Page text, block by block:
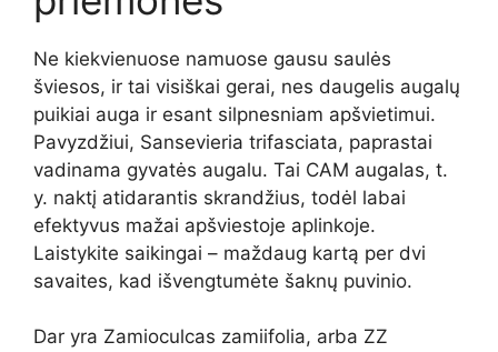
Ne kiekvienuose namuose gausu saulės
šviesos, ir tai visiškai gerai, nes daugelis augalų
puikiai auga ir esant silpnesniam apšvietimui.
Pavyzdžiui, Sansevieria trifasciata, paprastai
vadinama gyvatės augalu. Tai CAM augalas, t.
y. naktį atidarantis skrandžius, todėl labai
efektyvus mažai apšviestoje aplinkoje.
Laistykite saikingai – maždaug kartą per dvi
savaites, kad išvengtumėte šaknų puvinio.
Dar yra Zamioculcas zamiifolia, arba ZZ